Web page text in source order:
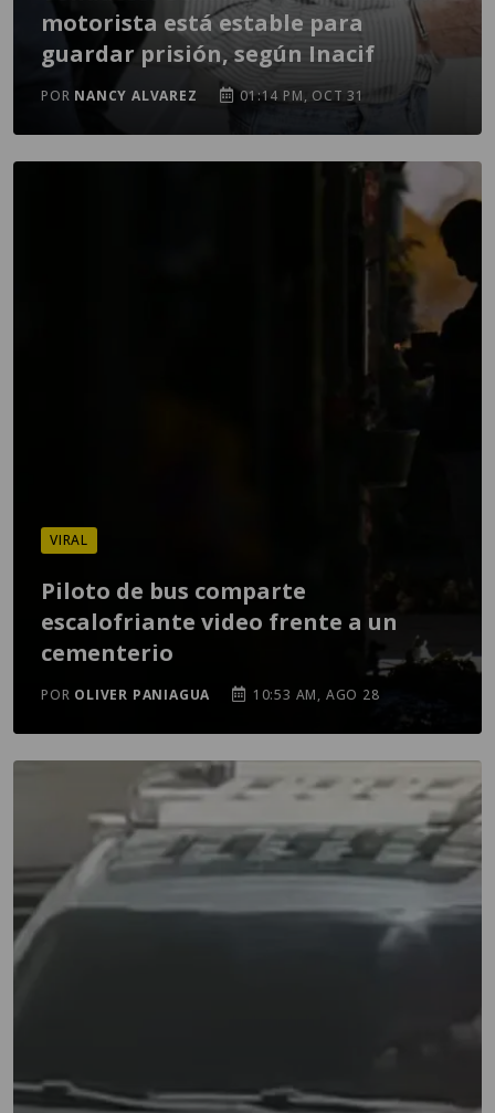
motorista está estable para
guardar prisión, según Inacif
POR NANCY ALVAREZ 01:14 PM, OCT 31
VIRAL
Piloto de bus comparte
escalofriante video frente a un
cementerio
POR OLIVER PANIAGUA 10:53 AM, AGO 28